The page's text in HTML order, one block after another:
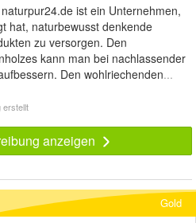
ist ein Unternehmen,
hat, naturbewusst denkende
zu versorgen. Den
kann man bei nachlassender
Den wohlriechenden...
erstellt
anzeigen
Gold